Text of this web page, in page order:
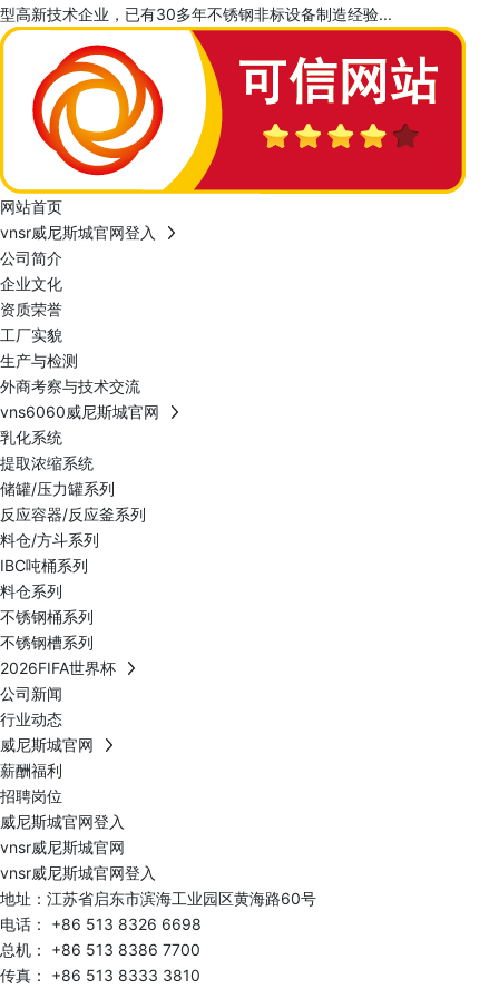
型高新技术企业，已有30多年不锈钢非标设备制造经验...
网站首页
vnsr威尼斯城官网登入
公司简介
企业文化
资质荣誉
工厂实貌
生产与检测
外商考察与技术交流
vns6060威尼斯城官网
乳化系统
提取浓缩系统
储罐/压力罐系列
反应容器/反应釜系列
料仓/方斗系列
IBC吨桶系列
料仓系列
不锈钢桶系列
不锈钢槽系列
2026FIFA世界杯
公司新闻
行业动态
威尼斯城官网
薪酬福利
招聘岗位
威尼斯城官网登入
vnsr威尼斯城官网
vnsr威尼斯城官网登入
地址：江苏省启东市滨海工业园区黄海路60号
电话： +86 513 8326 6698
总机： +86 513 8386 7700
传真： +86 513 8333 3810